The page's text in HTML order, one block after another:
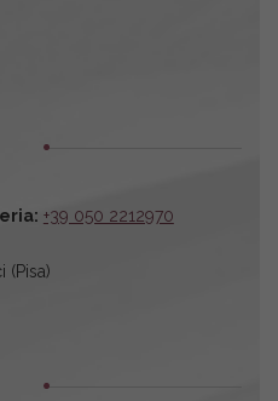
+39 050 2212970
(Pisa)